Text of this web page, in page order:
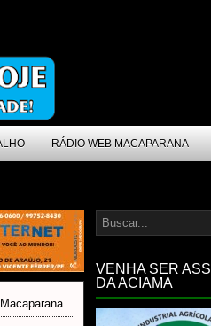
RÁDIO WEB MACAPARANA
VENHA SER
DA ACIAMA